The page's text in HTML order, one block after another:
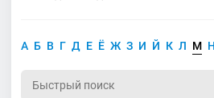
А Б В Г Д Е Ё Ж З И Й К Л М Н